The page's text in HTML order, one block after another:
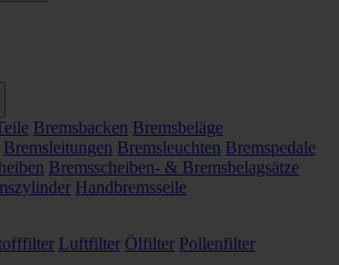
Bremsbacken Bremsbeläge
Bremsleitungen Bremsleuchten Bremspedale
Bremsscheiben- & Bremsbelagsätze
Handbremsseile
Luftfilter Ölfilter Pollenfilter